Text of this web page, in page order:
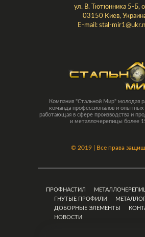
ул. В. Тютюнника 5-Б,
03150 Киев,
E-mail: stal-
Компания "Стальной Мир" молодая
команда профессионалов и
работающая в сфере производства и
и металлочерепицы более
© 2019 | Все права
ПРОФНАСТИЛ
ГНУТЫЕ ПРОФИЛИ
ДОБОРНЫЕ ЭЛЕМЕНТЫ
НОВОСТИ